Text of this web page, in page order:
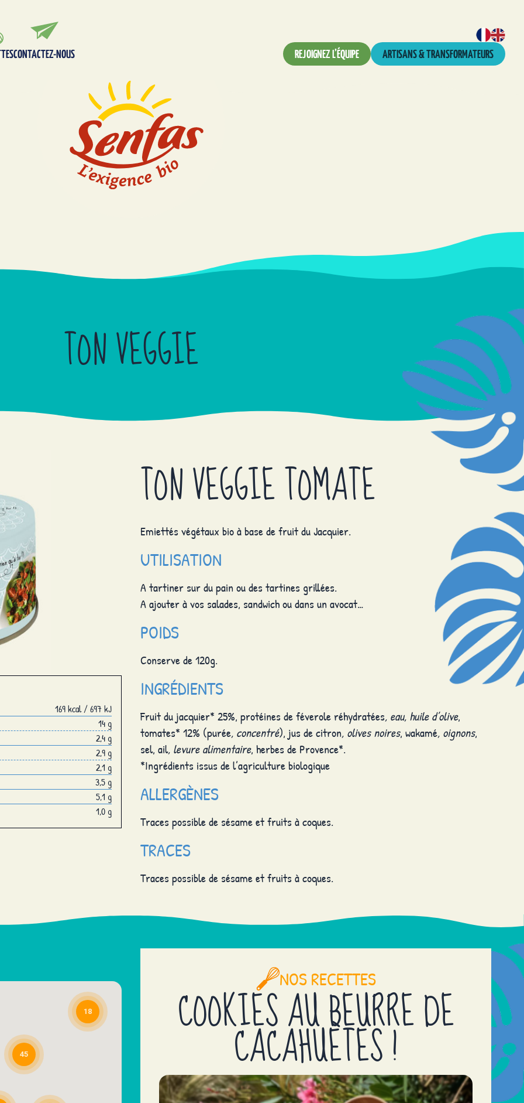
CONTACTEZ-NOUS REJOIGNEZ L’ÉQUIPE ARTISANS & TRANSFORMATEURS
TON VEGGIE
169 kcal / 697 kJ
14 g
2,4 g
2,9 g
2,1 g
3,5 g
5,1 g
1,0 g
TON VEGGIE TOMATE
Emiettés végétaux bio à base de fruit du Jacquier.
UTILISATION
A tartiner sur du pain ou des tartines grillées.
A ajouter à vos salades, sandwich ou dans un avocat…
POIDS
Conserve de 120g.
INGRÉDIENTS
Fruit du jacquier* 25%, protéines de féverole réhydratées, eau, huile d’olive,
tomates* 12% (purée, concentré), jus de citron, olives noires, wakamé, oignons,
sel, ail, levure alimentaire, herbes de Provence*.
*Ingrédients issus de l’agriculture biologique
ALLERGÈNES
Traces possible de sésame et fruits à coques.
TRACES
Traces possible de sésame et fruits à coques.
45
18
NOS RECETTES
COOKIES AU BEURRE DE
CACAHUÈTES !